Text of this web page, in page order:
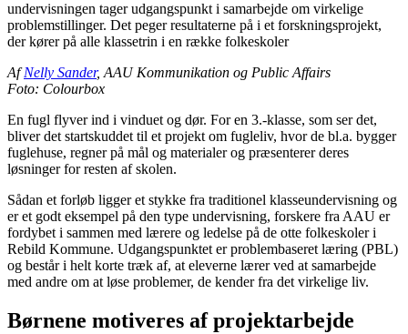
undervisningen tager udgangspunkt i samarbejde om virkelige
problemstillinger. Det peger resultaterne på i et forskningsprojekt,
der kører på alle klassetrin i en række folkeskoler
AfNelly Sander, AAU Kommunikation og Public Affairs
Foto: Colourbox
En fugl flyver ind i vinduet og dør. For en 3.-klasse, som ser det,
bliver det startskuddet til et projekt om fugleliv, hvor de bl.a. bygger
fuglehuse, regner på mål og materialer og præsenterer deres
løsninger for resten af skolen.
Sådan et forløb ligger et stykke fra traditionel klasseundervisning og
er et godt eksempel på den type undervisning, forskere fra AAU er
fordybet i sammen med lærere og ledelse på de otte folkeskoler i
Rebild Kommune. Udgangspunktet er problembaseret læring (PBL)
og består i helt korte træk af, at eleverne lærer ved at samarbejde
med andre om at løse problemer, de kender fra det virkelige liv.
Børnene motiveres af projektarbejde